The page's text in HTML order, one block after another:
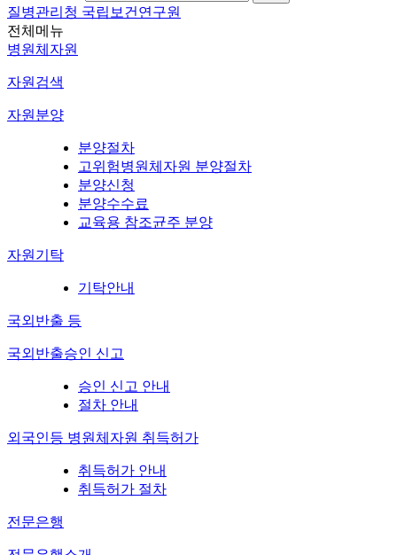
질병관리청 국립보건연구원
전체메뉴
병원체자원
자원검색
자원분양
분양절차
고위험병원체자원 분양절차
분양신청
분양수수료
교육용 참조균주 분양
자원기탁
기탁안내
국외반출 등
국외반출승인 신고
승인 신고 안내
절차 안내
외국인등 병원체자원 취득허가
취득허가 안내
취득허가 절차
전문은행